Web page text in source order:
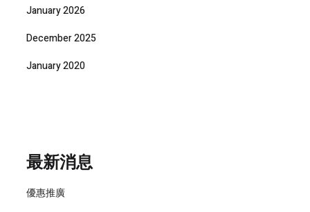
January 2026
December 2025
January 2020
最新消息
優惠推廣